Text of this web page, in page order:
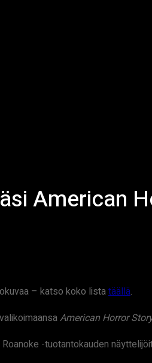
American
– katso koko listatäällä.
American Horror
-tuotantokauden